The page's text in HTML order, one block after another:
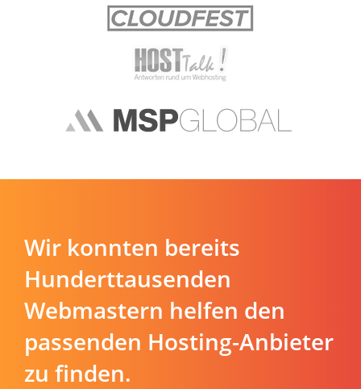
Wir konnten bereits
Hunderttausenden
Webmastern helfen den
passenden Hosting-Anbieter
zu finden.